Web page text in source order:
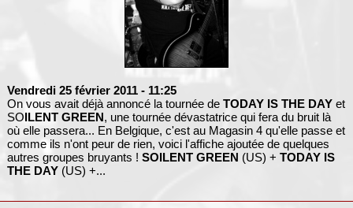
Vendredi 25 février 2011 - 11:25
On vous avait déjà annoncé la tournée de TODAY IS THE DAYet
SOILENT GREEN, une tournée dévastatrice qui fera du bruit là
où elle passera... En Belgique, c'est au Magasin 4 qu'elle passe et
comme ils n'ont peur de rien, voici l'affiche ajoutée de quelques
autres groupes bruyants ! SOILENT GREEN (US) + TODAY IS
THE DAY(US) +...